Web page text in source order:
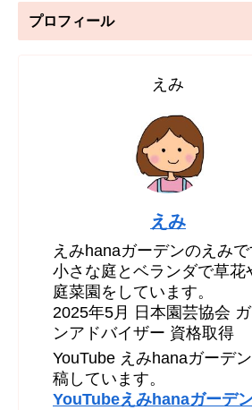
プロフィール
えみ
えみ
えみhanaガーデンのえみで
小さな庭とベランダで草花
庭菜園をしています。
2025年5月 日本園芸協会
ンアドバイザー 資格取得
YouTube えみhanaガーデ
稿しています。
YouTubeえみhanaガーデ